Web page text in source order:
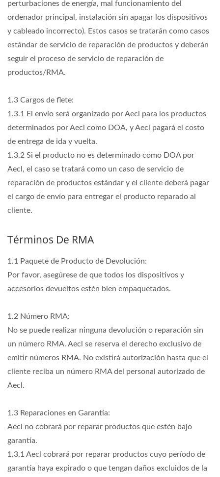
perturbaciones de energía, mal funcionamiento del
ordenador principal, instalación sin apagar los dispositivos
y cableado incorrecto). Estos casos se tratarán como casos
estándar de servicio de reparación de productos y deberán
seguir el proceso de servicio de reparación de
productos/RMA.
1.3 Cargos de flete:
1.3.1 El envío será organizado por Aecl para los productos
determinados por Aecl como DOA, y Aecl pagará el costo
de entrega de ida y vuelta.
1.3.2 Si el producto no es determinado como DOA por
Aecl, el caso se tratará como un caso de servicio de
reparación de productos estándar y el cliente deberá pagar
el cargo de envío para entregar el producto reparado al
cliente.
Términos De RMA
1.1 Paquete de Producto de Devolución:
Por favor, asegúrese de que todos los dispositivos y
accesorios devueltos estén bien empaquetados.
1.2 Número RMA:
No se puede realizar ninguna devolución o reparación sin
un número RMA. Aecl se reserva el derecho exclusivo de
emitir números RMA. No existirá autorización hasta que el
cliente reciba un número RMA del personal autorizado de
Aecl.
1.3 Reparaciones en Garantía:
Aecl no cobrará por reparar productos que estén bajo
garantía.
1.3.1 Aecl cobrará por reparar productos cuyo período de
garantía haya expirado o que tengan daños excluidos de la